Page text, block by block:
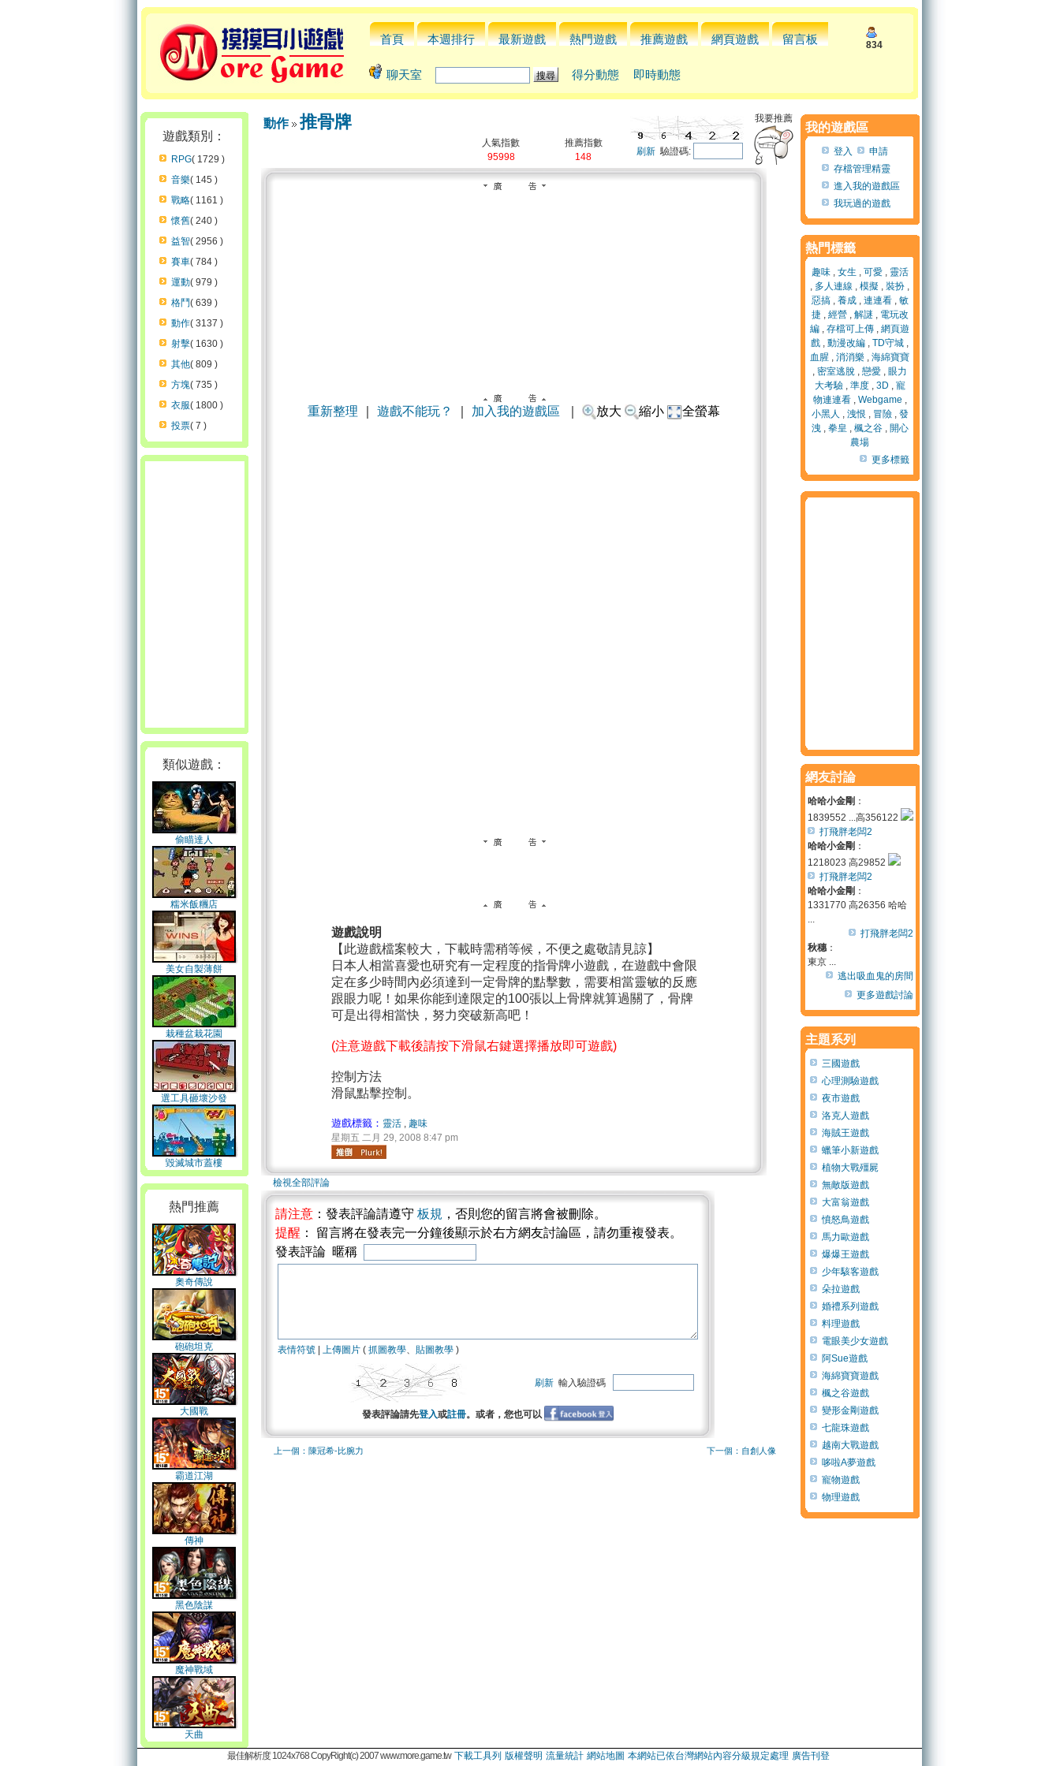
首頁 本週排行 最新遊戲 熱門遊戲 推薦遊戲 網頁遊戲 留言板 834
聊天室 得分動態 即時動態
遊戲類別：
RPG( 1729 )
音樂( 145 )
戰略( 1161 )
懷舊( 240 )
益智( 2956 )
賽車( 784 )
運動( 979 )
格鬥( 639 )
動作( 3137 )
射擊( 1630 )
其他( 809 )
方塊( 735 )
衣服( 1800 )
投票( 7 )
類似遊戲：
偷瞄達人
糯米飯糰店
美女自製薄餅
栽種盆栽花園
選工具砸壞沙發
毀滅城市蓋樓
熱門推薦
奧奇傳說
砲砲坦克
大國戰
霸道江湖
傳神
黑色陰謀
魔神戰域
天曲
動作 推骨牌
人氣指數
95998
推薦指數
148
刷新驗證碼:
我要推薦
重新整理 遊戲不能玩？ 加入我的遊戲區 放大 縮小 全螢幕
遊戲說明
【此遊戲檔案較大，下載時需稍等候，不便之處敬請見諒】
日本人相當喜愛也研究有一定程度的指骨牌小遊戲，在遊戲中會限
定在多少時間內必須達到一定骨牌的點擊數，需要相當靈敏的反應
跟眼力呢！如果你能到達限定的100張以上骨牌就算過關了，骨牌
可是出得相當快，努力突破新高吧！
(注意遊戲下載後請按下滑鼠右鍵選擇播放即可遊戲)
控制方法
滑鼠點擊控制。
遊戲標籤： 靈活, 趣味
星期五 二月 29, 2008 8:47 pm
檢視全部評論
請注意 ：發表評論請遵守 板規 ，否則您的留言將會被刪除。
提醒 ： 留言將在發表完一分鐘後顯示於右方網友討論區，請勿重複發表。
發表評論 暱稱
表情符號 上傳圖片 ( 抓圖教學、 貼圖教學 )
刷新 輸入驗證碼
發表評論請先登入或註冊。或者，您也可以
上一個：陳冠希-比腕力 下一個：自創人像
我的遊戲區
登入
申請
存檔管理精靈
進入我的遊戲區
我玩過的遊戲
熱門標籤
趣味, 女生 , 可愛, 靈活
, 多人連線 , 模擬 , 裝扮 ,
惡搞, 養成, 連連看, 敏
捷, 經營, 解謎 , 電玩改
編 , 存檔可上傳 , 網頁遊
戲 , 動漫改編 , TD守城 ,
血腥 , 消消樂 , 海綿寶寶
, 密室逃脫 , 戀愛 , 眼力
大考驗, 準度, 3D , 寵
物連連看, Webgame ,
小黑人 , 洩恨 , 冒險, 發
洩, 拳皇 , 楓之谷, 開心
農場
更多標籤
網友討論
哈哈小金剛 ：
1839552 ...高356122
打飛胖老闆2
哈哈小金剛 ：
1218023 高29852
打飛胖老闆2
哈哈小金剛 ：
1331770 高26356 哈哈
...
打飛胖老闆2
秋穗：
東京 ...
逃出吸血鬼的房間
更多遊戲討論
主題系列
三國遊戲
心理測驗遊戲
夜市遊戲
洛克人遊戲
海賊王遊戲
蠟筆小新遊戲
植物大戰殭屍
無敵版遊戲
大富翁遊戲
憤怒鳥遊戲
馬力歐遊戲
爆爆王遊戲
少年駭客遊戲
朵拉遊戲
婚禮系列遊戲
料理遊戲
電眼美少女遊戲
阿Sue遊戲
海綿寶寶遊戲
楓之谷遊戲
變形金剛遊戲
七龍珠遊戲
越南大戰遊戲
哆啦A夢遊戲
寵物遊戲
物理遊戲
最佳解析度 1024x768 CopyRight(c) 2007 www.more.game.tw 下載工具列 版權聲明 流量統計 網站地圖 本網站已依台灣網站內容分級規定處理 廣告刊登